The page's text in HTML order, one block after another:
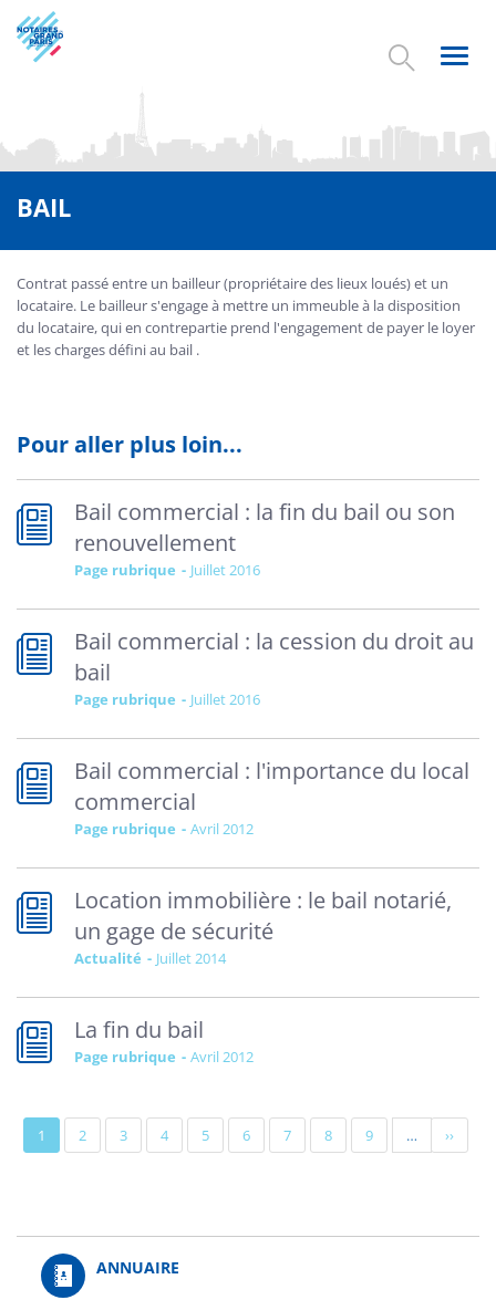
Aller
au
contenu
BAIL
Contrat passé entre un bailleur (propriétaire des lieux loués) et un
locataire. Le bailleur s'engage à mettre un immeuble à la disposition
du locataire, qui en contrepartie prend l'engagement de payer le loyer
et les charges défini au bail .
Pour aller plus loin...
Bail commercial : la fin du bail ou son
renouvellement
Page rubrique juillet 2016
Bail commercial : la cession du droit au
bail
Page rubrique juillet 2016
Bail commercial : l'importance du local
commercial
Page rubrique avril 2012
Location immobilière : le bail notarié,
un gage de sécurité
Actualité juillet 2014
La fin du bail
Page rubrique avril 2012
Pagination
Page
actuelle
1 Page
2 Page
3 Page
4 Page
5 Page
6 Page
7 Page
8 Page
9 …
Page
››
ANNUAIRE